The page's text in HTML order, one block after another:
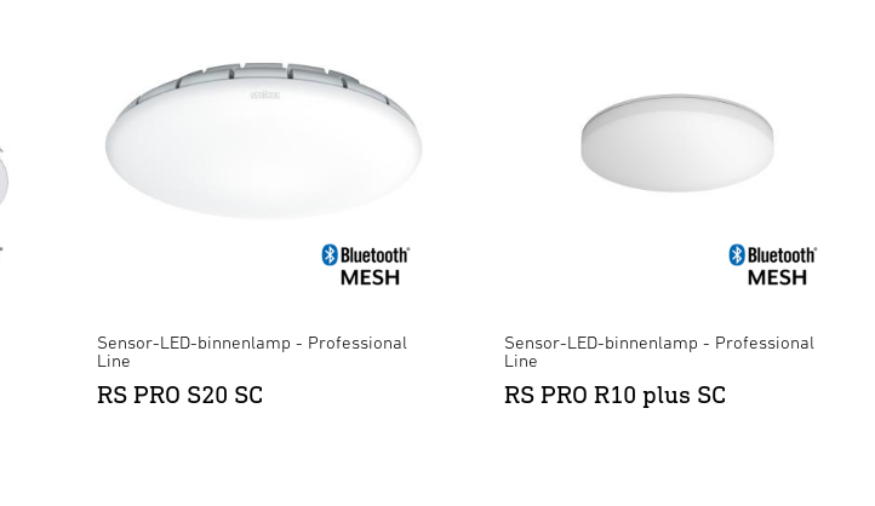
Sensor-LED-binnenlamp - Professional
Line
RS PRO S20 SC
Sensor-LED-binnenlamp - Professional
Line
RS PRO R10 plus SC